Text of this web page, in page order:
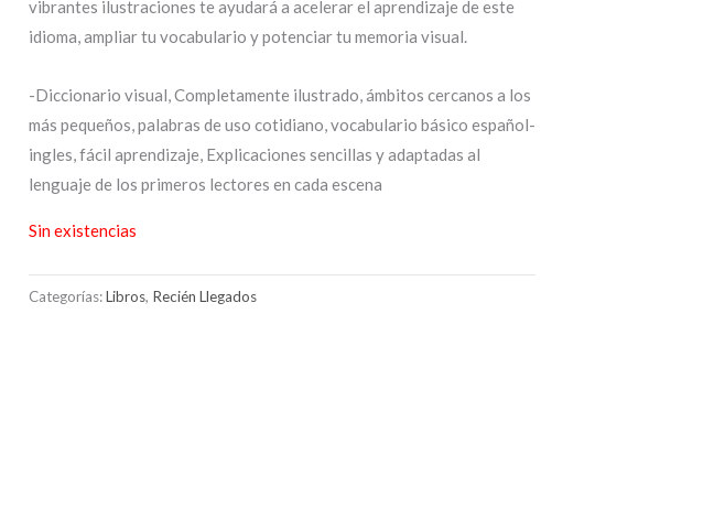
vibrantes ilustraciones te ayudará a acelerar el aprendizaje de este
idioma, ampliar tu vocabulario y potenciar tu memoria visual.
-Diccionario visual, Completamente ilustrado, ámbitos cercanos a los
más pequeños, palabras de uso cotidiano, vocabulario básico español-
ingles, fácil aprendizaje, Explicaciones sencillas y adaptadas al
lenguaje de los primeros lectores en cada escena
Sin existencias
Categorías:Libros, Recién Llegados